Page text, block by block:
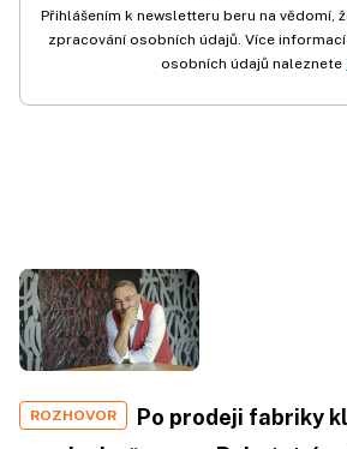
Přihlášením k newsletteru beru na vědomí,
zpracování osobních údajů. Více
osobních údajů naleznete
ROZHOVOR
Po prodeji fabriky